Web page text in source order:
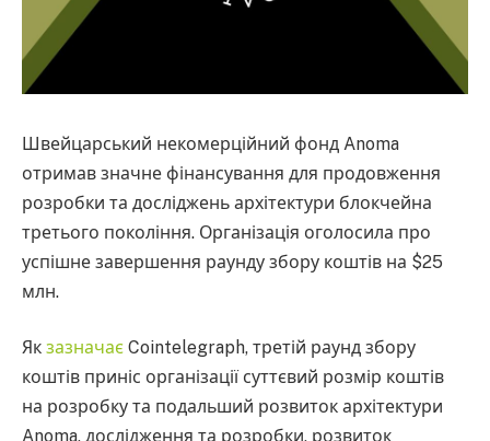
Швейцарський некомерційний фонд Anoma
отримав значне фінансування для продовження
розробки та досліджень архітектури блокчейна
третього покоління. Організація оголосила про
успішне завершення раунду збору коштів на $25
млн.
Як зазначає Cointelegraph, третій раунд збору
коштів приніс організації суттєвий розмір коштів
на розробку та подальший розвиток архітектури
Anoma, дослідження та розробки, розвиток